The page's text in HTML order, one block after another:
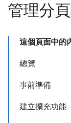
管理分頁
這個頁面中的
總覽
事前準備
建立擴充功能